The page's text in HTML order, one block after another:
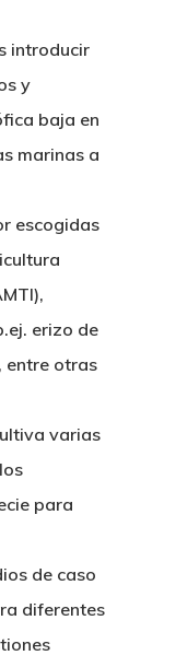
introducir
y
baja en
marinas a
escogidas
erizo de
entre otras
varias
para
de caso
diferentes
Corporativa
CETMAR
De Noticias
De Igualdad